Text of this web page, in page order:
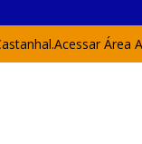
Acessar Área